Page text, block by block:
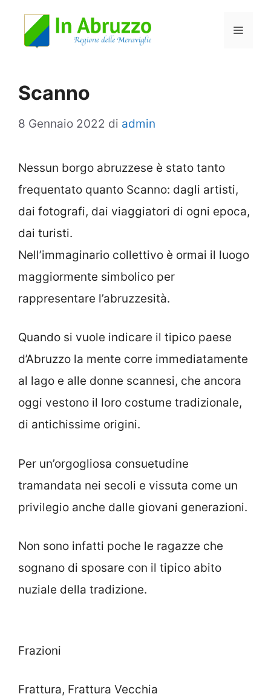
Menu
Scanno
8 Gennaio 2022 di admin
Nessun borgo abruzzese è stato tanto
frequentato quanto Scanno: dagli artisti,
dai fotografi, dai viaggiatori di ogni epoca,
dai turisti.
Nell’immaginario collettivo è ormai il luogo
maggiormente simbolico per
rappresentare l’abruzzesità.
Quando si vuole indicare il tipico paese
d’Abruzzo la mente corre immediatamente
al lago e alle donne scannesi, che ancora
oggi vestono il loro costume tradizionale,
di antichissime origini.
Per un’orgogliosa consuetudine
tramandata nei secoli e vissuta come un
privilegio anche dalle giovani generazioni.
Non sono infatti poche le ragazze che
sognano di sposare con il tipico abito
nuziale della tradizione.
Frazioni
Frattura, Frattura Vecchia